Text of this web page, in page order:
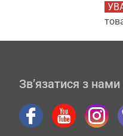
Зв’язатися з нами